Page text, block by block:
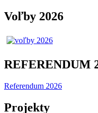
Voľby 2026
REFERENDUM
Referendum 2026
Projekty